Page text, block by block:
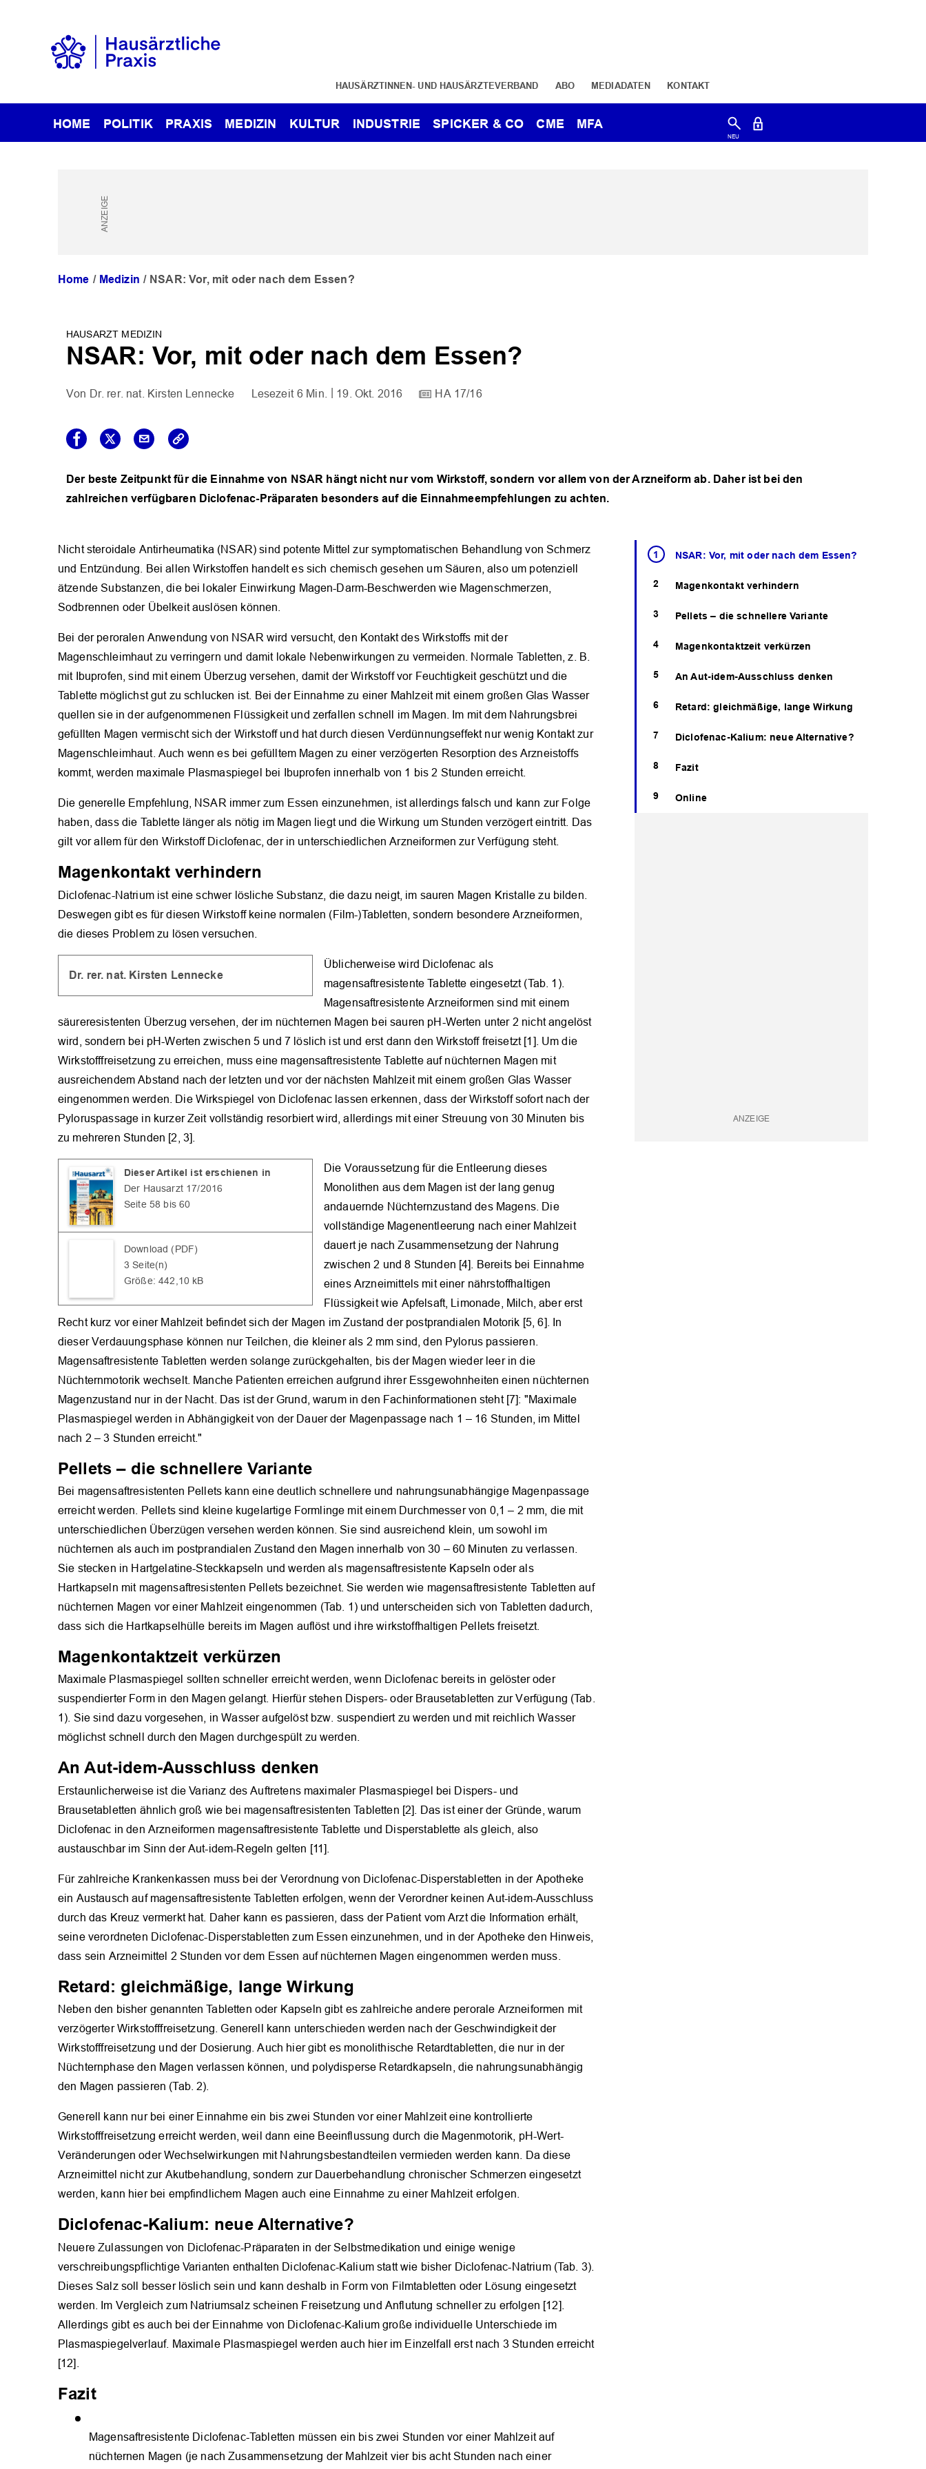
HAUSÄRZTINNEN- UND HAUSÄRZTEVERBAND ABO MEDIADATEN KONTAKT
HOME POLITIK PRAXIS MEDIZIN KULTUR INDUSTRIE SPICKER & CO CME MFA
OK
Home Medizin NSAR: Vor, mit oder nach dem Essen?
HAUSARZT MEDIZIN
NSAR: Vor, mit oder nach dem Essen?
Dr. rer. nat. Kirsten Lennecke 6 Min. 19. Okt. 2016 HA 17/16
Der beste Zeitpunkt für die Einnahme von NSAR hängt nicht nur vom Wirkstoff, sondern vor allem von der Arzneiform ab. Daher ist bei den
zahlreichen verfügbaren Diclofenac-Präparaten besonders auf die Einnahmeempfehlungen zu achten.
NSAR: Vor, mit oder nach dem Essen?
Magenkontakt verhindern
Pellets – die schnellere Variante
Magenkontaktzeit verkürzen
An Aut-idem-Ausschluss denken
Retard: gleichmäßige, lange Wirkung
Diclofenac-Kalium: neue Alternative?
Fazit
Online
Nicht steroidale Antirheumatika (NSAR) sind potente Mittel zur symptomatischen Behandlung von Schmerz
und Entzündung. Bei allen Wirkstoffen handelt es sich chemisch gesehen um Säuren, also um potenziell
ätzende Substanzen, die bei lokaler Einwirkung Magen-Darm-Beschwerden wie Magenschmerzen,
Sodbrennen oder Übelkeit auslösen können.
Bei der peroralen Anwendung von NSAR wird versucht, den Kontakt des Wirkstoffs mit der
Magenschleimhaut zu verringern und damit lokale Nebenwirkungen zu vermeiden. Normale Tabletten, z. B.
mit Ibuprofen, sind mit einem Überzug versehen, damit der Wirkstoff vor Feuchtigkeit geschützt und die
Tablette möglichst gut zu schlucken ist. Bei der Einnahme zu einer Mahlzeit mit einem großen Glas Wasser
quellen sie in der aufgenommenen Flüssigkeit und zerfallen schnell im Magen. Im mit dem Nahrungsbrei
gefüllten Magen vermischt sich der Wirkstoff und hat durch diesen Verdünnungseffekt nur wenig Kontakt zur
Magenschleimhaut. Auch wenn es bei gefülltem Magen zu einer verzögerten Resorption des Arzneistoffs
kommt, werden maximale Plasmaspiegel bei Ibuprofen innerhalb von 1 bis 2 Stunden erreicht.
Die generelle Empfehlung, NSAR immer zum Essen einzunehmen, ist allerdings falsch und kann zur Folge
haben, dass die Tablette länger als nötig im Magen liegt und die Wirkung um Stunden verzögert eintritt. Das
gilt vor allem für den Wirkstoff Diclofenac, der in unterschiedlichen Arzneiformen zur Verfügung steht.
Magenkontakt verhindern
Diclofenac-Natrium ist eine schwer lösliche Substanz, die dazu neigt, im sauren Magen Kristalle zu bilden.
Deswegen gibt es für diesen Wirkstoff keine normalen (Film-)Tabletten, sondern besondere Arzneiformen,
die dieses Problem zu lösen versuchen.
Dr. rer. nat. Kirsten Lennecke
Üblicherweise wird Diclofenac als
magensaftresistente Tablette eingesetzt (Tab. 1).
Magensaftresistente Arzneiformen sind mit einem
säureresistenten Überzug versehen, der im nüchternen Magen bei sauren pH-Werten unter 2 nicht angelöst
wird, sondern bei pH-Werten zwischen 5 und 7 löslich ist und erst dann den Wirkstoff freisetzt [1]. Um die
Wirkstofffreisetzung zu erreichen, muss eine magensaftresistente Tablette auf nüchternen Magen mit
ausreichendem Abstand nach der letzten und vor der nächsten Mahlzeit mit einem großen Glas Wasser
eingenommen werden. Die Wirkspiegel von Diclofenac lassen erkennen, dass der Wirkstoff sofort nach der
Pyloruspassage in kurzer Zeit vollständig resorbiert wird, allerdings mit einer Streuung von 30 Minuten bis
zu mehreren Stunden [2, 3].
Dieser Artikel ist erschienen in
Der Hausarzt 17/2016
Seite 58 bis 60
Download (PDF)
3 Seite(n)
Größe: 442,10 kB
Die Voraussetzung für die Entleerung dieses
Monolithen aus dem Magen ist der lang genug
andauernde Nüchternzustand des Magens. Die
vollständige Magenentleerung nach einer Mahlzeit
dauert je nach Zusammensetzung der Nahrung
zwischen 2 und 8 Stunden [4]. Bereits bei Einnahme
eines Arzneimittels mit einer nährstoffhaltigen
Flüssigkeit wie Apfelsaft, Limonade, Milch, aber erst
Recht kurz vor einer Mahlzeit befindet sich der Magen im Zustand der postprandialen Motorik [5, 6]. In
dieser Verdauungsphase können nur Teilchen, die kleiner als 2 mm sind, den Pylorus passieren.
Magensaftresistente Tabletten werden solange zurückgehalten, bis der Magen wieder leer in die
Nüchternmotorik wechselt. Manche Patienten erreichen aufgrund ihrer Essgewohnheiten einen nüchternen
Magenzustand nur in der Nacht. Das ist der Grund, warum in den Fachinformationen steht [7]: "Maximale
Plasmaspiegel werden in Abhängigkeit von der Dauer der Magenpassage nach 1 – 16 Stunden, im Mittel
nach 2 – 3 Stunden erreicht."
Pellets – die schnellere Variante
Bei magensaftresistenten Pellets kann eine deutlich schnellere und nahrungsunabhängige Magenpassage
erreicht werden. Pellets sind kleine kugelartige Formlinge mit einem Durchmesser von 0,1 – 2 mm, die mit
unterschiedlichen Überzügen versehen werden können. Sie sind ausreichend klein, um sowohl im
nüchternen als auch im postprandialen Zustand den Magen innerhalb von 30 – 60 Minuten zu verlassen.
Sie stecken in Hartgelatine-Steckkapseln und werden als magensaftresistente Kapseln oder als
Hartkapseln mit magensaftresistenten Pellets bezeichnet. Sie werden wie magensaftresistente Tabletten auf
nüchternen Magen vor einer Mahlzeit eingenommen (Tab. 1) und unterscheiden sich von Tabletten dadurch,
dass sich die Hartkapselhülle bereits im Magen auflöst und ihre wirkstoffhaltigen Pellets freisetzt.
Magenkontaktzeit verkürzen
Maximale Plasmaspiegel sollten schneller erreicht werden, wenn Diclofenac bereits in gelöster oder
suspendierter Form in den Magen gelangt. Hierfür stehen Dispers- oder Brausetabletten zur Verfügung (Tab.
1). Sie sind dazu vorgesehen, in Wasser aufgelöst bzw. suspendiert zu werden und mit reichlich Wasser
möglichst schnell durch den Magen durchgespült zu werden.
An Aut-idem-Ausschluss denken
Erstaunlicherweise ist die Varianz des Auftretens maximaler Plasmaspiegel bei Dispers- und
Brausetabletten ähnlich groß wie bei magensaftresistenten Tabletten [2]. Das ist einer der Gründe, warum
Diclofenac in den Arzneiformen magensaftresistente Tablette und Disperstablette als gleich, also
austauschbar im Sinn der Aut-idem-Regeln gelten [11].
Für zahlreiche Krankenkassen muss bei der Verordnung von Diclofenac-Disperstabletten in der Apotheke
ein Austausch auf magensaftresistente Tabletten erfolgen, wenn der Verordner keinen Aut-idem-Ausschluss
durch das Kreuz vermerkt hat. Daher kann es passieren, dass der Patient vom Arzt die Information erhält,
seine verordneten Diclofenac-Disperstabletten zum Essen einzunehmen, und in der Apotheke den Hinweis,
dass sein Arzneimittel 2 Stunden vor dem Essen auf nüchternen Magen eingenommen werden muss.
Retard: gleichmäßige, lange Wirkung
Neben den bisher genannten Tabletten oder Kapseln gibt es zahlreiche andere perorale Arzneiformen mit
verzögerter Wirkstofffreisetzung. Generell kann unterschieden werden nach der Geschwindigkeit der
Wirkstofffreisetzung und der Dosierung. Auch hier gibt es monolithische Retardtabletten, die nur in der
Nüchternphase den Magen verlassen können, und polydisperse Retardkapseln, die nahrungsunabhängig
den Magen passieren (Tab. 2).
Generell kann nur bei einer Einnahme ein bis zwei Stunden vor einer Mahlzeit eine kontrollierte
Wirkstofffreisetzung erreicht werden, weil dann eine Beeinflussung durch die Magenmotorik, pH-Wert-
Veränderungen oder Wechselwirkungen mit Nahrungsbestandteilen vermieden werden kann. Da diese
Arzneimittel nicht zur Akutbehandlung, sondern zur Dauerbehandlung chronischer Schmerzen eingesetzt
werden, kann hier bei empfindlichem Magen auch eine Einnahme zu einer Mahlzeit erfolgen.
Diclofenac-Kalium: neue Alternative?
Neuere Zulassungen von Diclofenac-Präparaten in der Selbstmedikation und einige wenige
verschreibungspflichtige Varianten enthalten Diclofenac-Kalium statt wie bisher Diclofenac-Natrium (Tab. 3).
Dieses Salz soll besser löslich sein und kann deshalb in Form von Filmtabletten oder Lösung eingesetzt
werden. Im Vergleich zum Natriumsalz scheinen Freisetzung und Anflutung schneller zu erfolgen [12].
Allerdings gibt es auch bei der Einnahme von Diclofenac-Kalium große individuelle Unterschiede im
Plasmaspiegelverlauf. Maximale Plasmaspiegel werden auch hier im Einzelfall erst nach 3 Stunden erreicht
[12].
Fazit
Magensaftresistente Diclofenac-Tabletten müssen ein bis zwei Stunden vor einer Mahlzeit auf
nüchternen Magen (je nach Zusammensetzung der Mahlzeit vier bis acht Stunden nach einer